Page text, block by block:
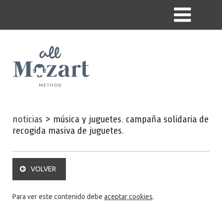
noticias > música y juguetes. campaña solidaria de
recogida masiva de juguetes.
VOLVER
Para ver este contenido debe aceptar cookies.